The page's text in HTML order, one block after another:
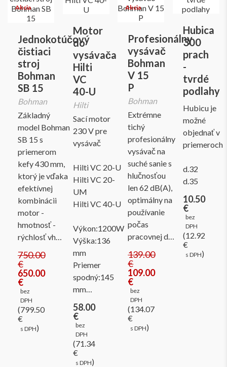
Jednokotúčový
čistiaci
stroj
Bohman
SB 15
Bohman
Základný
model Bohman
SB 15 s
priemerom
kefy 430 mm,
ktorý je vďaka
efektívnej
kombinácii
motor -
hmotnosť -
rýchlosť vh…
750.00
€
650.00
€
bez
DPH
(799.50
€
s DPH)
Motor
do
vysávača
Hilti
VC
40-U
Hilti
Sací motor
230 V pre
vysávač
Hilti VC 20-U
Hilti VC 20-
UM
Hilti VC 40-U
Výkon:1200W
Výška:136
mm
Priemer
spodný:145
mm…
58.00
€
bez
DPH
(71.34
€
s DPH)
Profesionálny
vysávač
Bohman
V 15
P
Bohman
Extrémne
tichý
profesionálny
vysávač na
suché sanie s
hlučnosťou
len 62 dB(A),
optimálny na
používanie
počas
pracovnej d…
139.00
€
109.00
€
bez
DPH
(134.07
€
s DPH)
Hubica
300
prach
-
tvrdé
podlahy
Hubicu je
možné
objednať v
priemeroch
d.32
d.35
10.50
€
bez
DPH
(12.92
€
s DPH)